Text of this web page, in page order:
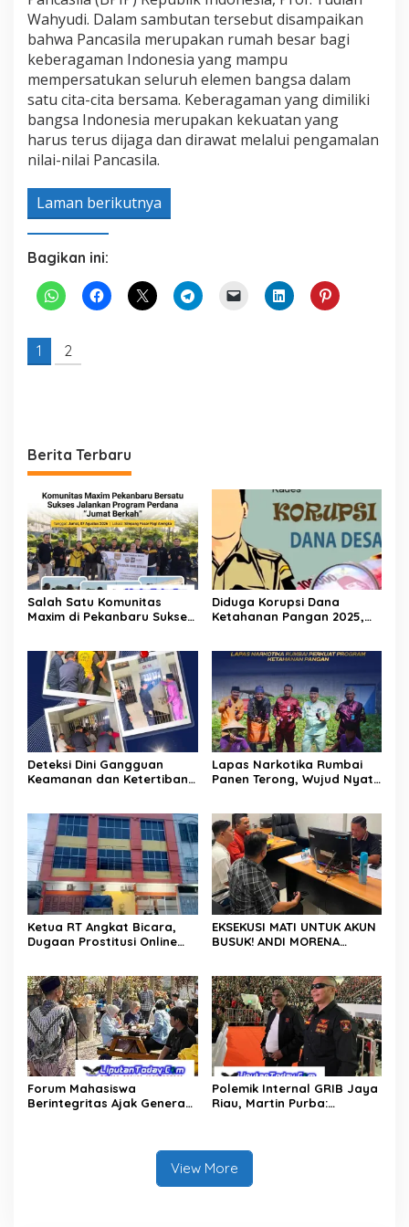
Wahyudi. Dalam sambutan tersebut disampaikan
bahwa Pancasila merupakan rumah besar bagi
keberagaman Indonesia yang mampu
mempersatukan seluruh elemen bangsa dalam
satu cita-cita bersama. Keberagaman yang dimiliki
bangsa Indonesia merupakan kekuatan yang
harus terus dijaga dan dirawat melalui pengamalan
nilai-nilai Pancasila.
Laman berikutnya
Bagikan ini:
1 2
Berita Terbaru
Salah Satu Komunitas
Maxim di Pekanbaru Sukses
Diduga Korupsi Dana
Ketahanan Pangan 2025,
Deteksi Dini Gangguan
Keamanan dan Ketertiban,
Hunian
Lapas Narkotika Rumbai
Panen Terong, Wujud Nyata
Ketua RT Angkat Bicara,
Dugaan Prostitusi Online
EKSEKUSI MATI UNTUK AKUN
BUSUK! ANDI MORENA
DALANG PROVOKATOR
DIGITALLY SAMPAI KE AKAR!
Forum Mahasiswa
Berintegritas Ajak Generasi
Polemik Internal GRIB Jaya
Riau, Martin Purba:
View More